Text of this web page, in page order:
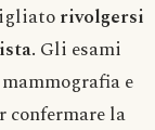
rivolgersi
Gli esami
e
confermare la